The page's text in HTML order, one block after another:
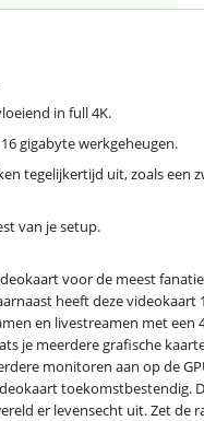
in full 4K.
gigabyte werkgeheugen.
tegelijkertijd uit, zoals een
van je setup.
voor de meest
heeft deze
en livestreamen met een
je meerdere grafische
monitoren aan op de
toekomstbestendig.
er levensecht uit. Zet de